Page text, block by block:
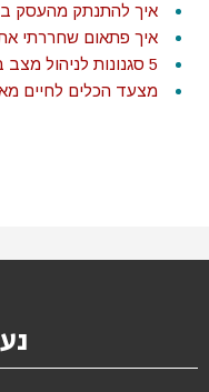
איך להתנתק מהעסק
איך פתאום שחררתי
5 סגנונות לניהול מצב בלתי צפוי
מצעד הכלים לחיים